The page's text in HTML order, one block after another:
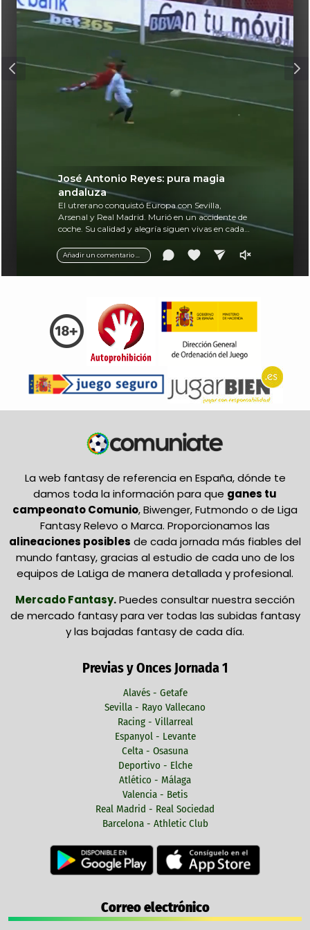
Añadir un comentario ...
José Antonio Reyes: pura magia
andaluza
El utrerano conquistó Europa con Sevilla,
Arsenal y Real Madrid. Murió en un accidente de
coche. Su calidad y alegría siguen vivas en cada
La web fantasy de referencia en España, dónde te
damos toda la información para que ganes tu
campeonato Comunio, Biwenger, Futmondo o de Liga
Fantasy Relevo o Marca. Proporcionamos las
alineaciones posibles de cada jornada más fiables del
mundo fantasy, gracias al estudio de cada uno de los
equipos de LaLiga de manera detallada y profesional.
Mercado Fantasy.Puedes consultar nuestra sección
de mercado fantasy para ver todas las subidas fantasy
y las bajadas fantasy de cada día.
Previas y Onces Jornada 1
Alavés - Getafe
Sevilla - Rayo Vallecano
Racing - Villarreal
Espanyol - Levante
Celta - Osasuna
Deportivo - Elche
Atlético - Málaga
Valencia - Betis
Real Madrid - Real Sociedad
Barcelona - Athletic Club
Correo electrónico